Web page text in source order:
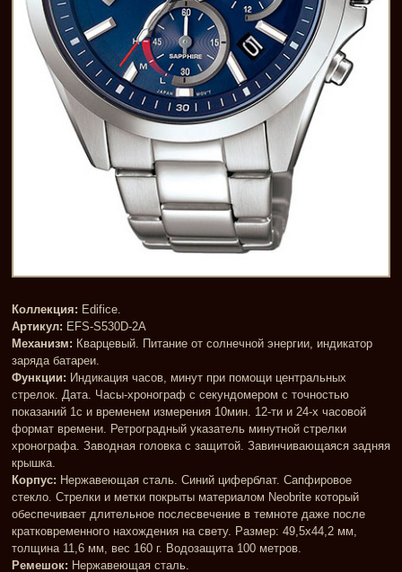
Коллекция: Edifice.
Артикул: EFS-S530D-2A
Механизм: Кварцевый. Питание от солнечной энергии, индикатор
заряда батареи.
Функции: Индикация часов, минут при помощи центральных
стрелок. Дата. Часы-хронограф с секундомером с точностью
показаний 1с и временем измерения 10мин. 12-ти и 24-х часовой
формат времени. Ретроградный указатель минутной стрелки
хронографа. Заводная головка с защитой. Завинчивающаяся задняя
крышка.
Корпус: Нержавеющая сталь. Синий циферблат. Сапфировое
стекло. Стрелки и метки покрыты материалом Neobrite который
обеспечивает длительное послесвечение в темноте даже после
кратковременного нахождения на свету. Размер: 49,5x44,2 мм,
толщина 11,6 мм, вес 160 г. Водозащита 100 метров.
Ремешок: Нержавеющая сталь.